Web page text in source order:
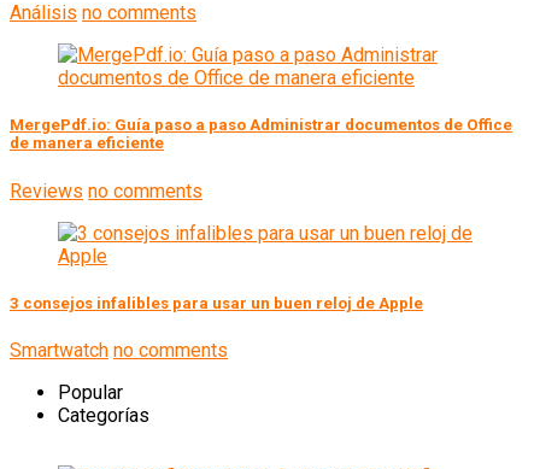
Análisis no comments
MergePdf.io: Guía paso a paso Administrar documentos de Office
de manera eficiente
Reviews no comments
3 consejos infalibles para usar un buen reloj de Apple
Smartwatch no comments
Popular
Categorías